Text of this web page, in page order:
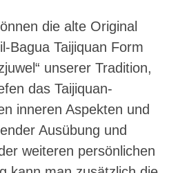
die alte Original
Bagua Taijiquan Form
unserer Tradition,
das Taijiquan-
inneren Aspekten und
Ausübung und
weiteren persönlichen